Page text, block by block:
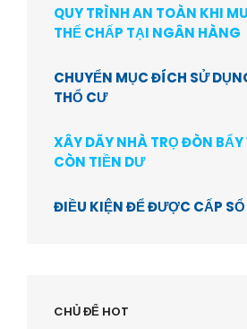
QUY TRÌNH AN TOÀN KHI
THẾ CHẤP TẠI NGÂN HÀNG
CHUYỂN MỤC ĐÍCH SỬ
THỔ CƯ
XÂY DÃY NHÀ TRỌ ĐÒN
CÒN TIỀN DƯ
ĐIỀU KIỆN ĐỂ ĐƯỢC CẤP
CHỦ ĐỂ HOT